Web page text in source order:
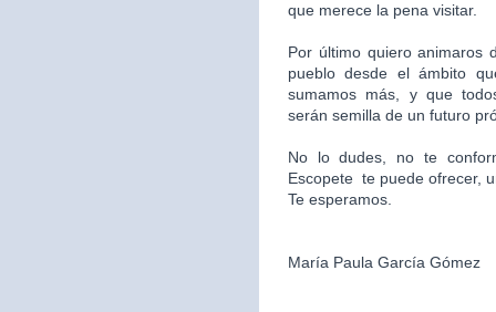
que merece la pena visitar.
Por último quiero animaros
pueblo desde el ámbito
sumamos más, y que
serán semilla de un futuro
No lo dudes, no te
Escopete te puede ofrecer,
Te esperamos.
María Paula García Gómez